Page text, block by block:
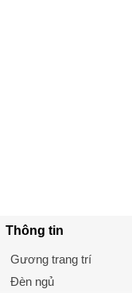
Thông tin
Gương trang trí
Đèn ngủ